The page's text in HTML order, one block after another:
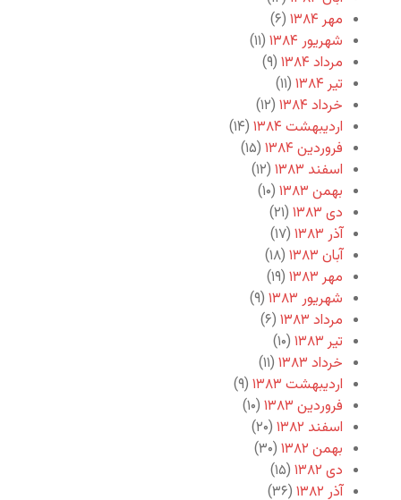
مهر ۱۳۸۴
(۶)
شهریور ۱۳۸۴
(۱۱)
مرداد ۱۳۸۴
(۹)
تیر ۱۳۸۴
(۱۱)
خرداد ۱۳۸۴
(۱۲)
اردیبهشت ۱۳۸۴
(۱۴)
فروردین ۱۳۸۴
(۱۵)
اسفند ۱۳۸۳
(۱۲)
بهمن ۱۳۸۳
(۱۰)
دی ۱۳۸۳
(۲۱)
آذر ۱۳۸۳
(۱۷)
آبان ۱۳۸۳
(۱۸)
مهر ۱۳۸۳
(۱۹)
شهریور ۱۳۸۳
(۹)
مرداد ۱۳۸۳
(۶)
تیر ۱۳۸۳
(۱۰)
خرداد ۱۳۸۳
(۱۱)
اردیبهشت ۱۳۸۳
(۹)
فروردین ۱۳۸۳
(۱۰)
اسفند ۱۳۸۲
(۲۰)
بهمن ۱۳۸۲
(۳۰)
دی ۱۳۸۲
(۱۵)
آذر ۱۳۸۲
(۳۶)